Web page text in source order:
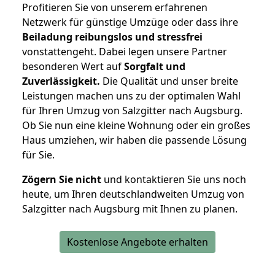
Profitieren Sie von unserem erfahrenen
Netzwerk für günstige Umzüge oder dass ihre
Beiladung reibungslos und stressfrei
vonstattengeht. Dabei legen unsere Partner
besonderen Wert aufSorgfalt und
Zuverlässigkeit. Die Qualität und unser breite
Leistungen machen uns zu der optimalen Wahl
für Ihren Umzug von Salzgitter nach Augsburg.
Ob Sie nun eine kleine Wohnung oder ein großes
Haus umziehen, wir haben die passende Lösung
für Sie.
Zögern Sie nicht und kontaktieren Sie uns noch
heute, um Ihren deutschlandweiten Umzug von
Salzgitter nach Augsburg mit Ihnen zu planen.
Kostenlose Angebote erhalten